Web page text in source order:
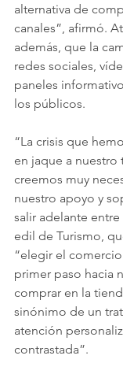
alternativa de
canales”, afirmó.
además, que la
redes sociales,
paneles
los públicos.
“La crisis que
en jaque a
creemos muy
nuestro apoyo y
salir adelante
edil de Turismo,
“elegir el
primer paso hacia
comprar en la
sinónimo de un
atención
contrastada”.